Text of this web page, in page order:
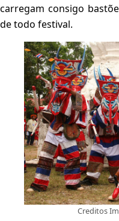
carregam consigo
de todo festival.
Creditos